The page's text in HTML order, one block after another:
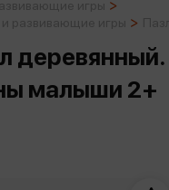
деревянный.
малыши 2+